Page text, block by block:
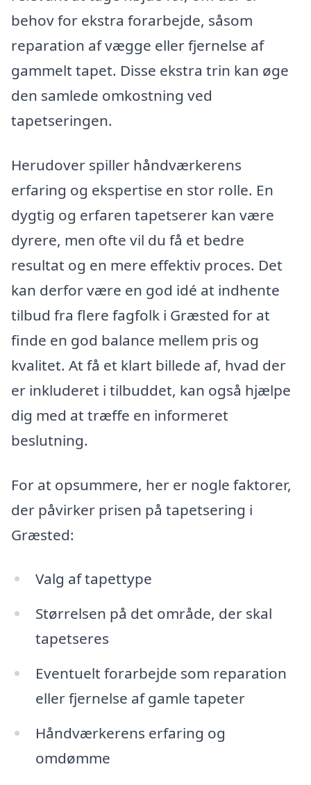
behov for ekstra forarbejde, såsom
reparation af vægge eller fjernelse af
gammelt tapet. Disse ekstra trin kan øge
den samlede omkostning ved
tapetseringen.
Herudover spiller håndværkerens
erfaring og ekspertise en stor rolle. En
dygtig og erfaren tapetserer kan være
dyrere, men ofte vil du få et bedre
resultat og en mere effektiv proces. Det
kan derfor være en god idé at indhente
tilbud fra flere fagfolk i Græsted for at
finde en god balance mellem pris og
kvalitet. At få et klart billede af, hvad der
er inkluderet i tilbuddet, kan også hjælpe
dig med at træffe en informeret
beslutning.
For at opsummere, her er nogle faktorer,
der påvirker prisen på tapetsering i
Græsted:
Valg af tapettype
Størrelsen på det område, der skal
tapetseres
Eventuelt forarbejde som reparation
eller fjernelse af gamle tapeter
Håndværkerens erfaring og
omdømme